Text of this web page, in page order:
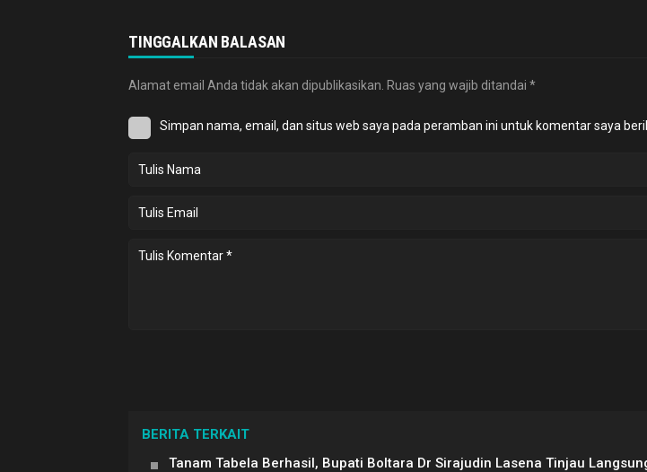
TINGGALKAN BALASAN
Alamat email Anda tidak akan dipublikasikan. Ruas yang wajib ditandai *
Simpan nama, email, dan situs web saya pada peramban ini untuk komentar saya
BERITA TERKAIT
Tanam Tabela Berhasil, Bupati Boltara Dr Sirajudin Lasena Tinjau